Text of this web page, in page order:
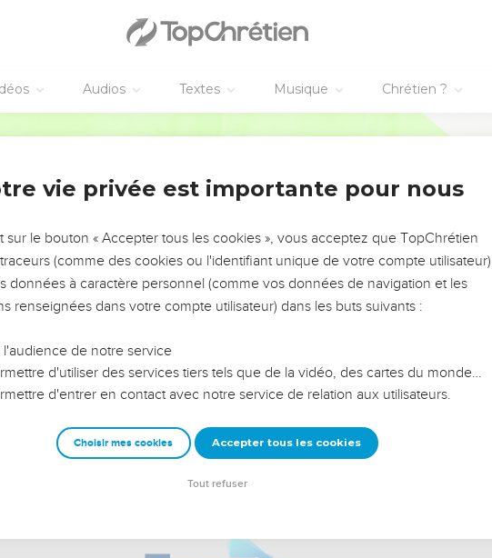
Audios Textes Musique Chrétien ?
DE L’ANNÉE !
ÉVITER LES VOTRES ?
leur impact, leur foi ou leur vision. Mais on voit
qu'ils ont traversés, alors même que ce sont
et responsables reviennent sur les erreurs
avancer avec plus de sagesse afin que leurs erreurs
un ministère, une équipe, un groupe ou une famille,
vie privée est importante pour nous
sur le bouton « Accepter tous les cookies », vous acceptez que TopChrétien
(comme des cookies ou l'identifiant unique de votre compte utilisateur)
données à caractère personnel (comme vos données de navigation et les
renseignées dans votre compte utilisateur) dans les buts suivants :
l'audience de notre service
d'utiliser des services tiers tels que de la vidéo, des cartes du monde…
d'entrer en contact avec notre service de relation aux utilisateurs.
Choisir mes cookies Accepter tous les cookies
Tout refuser